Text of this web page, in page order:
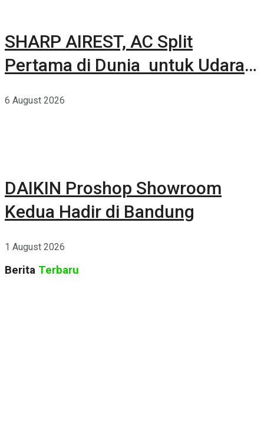
SHARP AIREST, AC Split
Pertama di Dunia untuk Udara
6 August 2026
DAIKIN Proshop Showroom
Kedua Hadir di Bandung
1 August 2026
Berita Terbaru